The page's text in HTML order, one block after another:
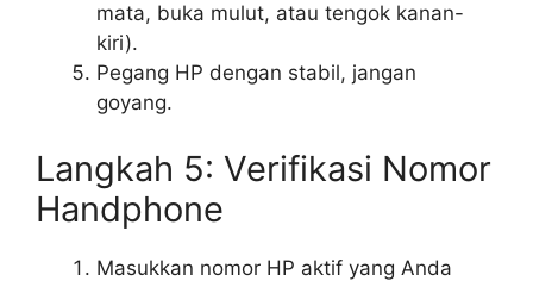
mata, buka mulut, atau tengok kanan-
kiri).
Pegang HP dengan stabil, jangan
goyang.
Langkah 5: Verifikasi Nomor
Handphone
Masukkan nomor HP aktif yang Anda